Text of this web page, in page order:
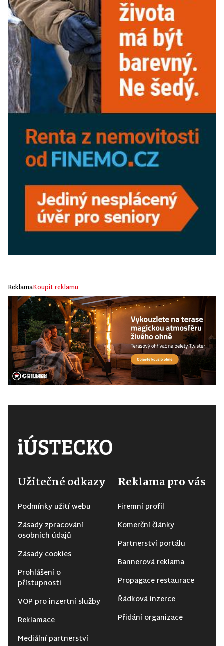
ReklamaKoupit reklamu
Užitečné odkazy
Podmínky užití webu
Zásady zpracování
osobních údajů
Zásady cookies
Prohlášení o
přístupnosti
VOP pro inzertní služby
Reklamace
Mediální partnerství
Reklama pro vás
Firemní profil
Komerční články
Partnerství portálu
Bannerová reklama
Propagace restaurace
Řádková inzerce
Přidání organizace